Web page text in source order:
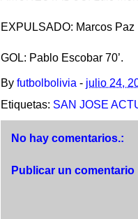
EXPULSADO: Marcos Paz
GOL: Pablo Escobar 70’.
By futbolbolivia - julio 24,
Etiquetas: SAN JOSE
No hay comentarios.:
Publicar un comentario